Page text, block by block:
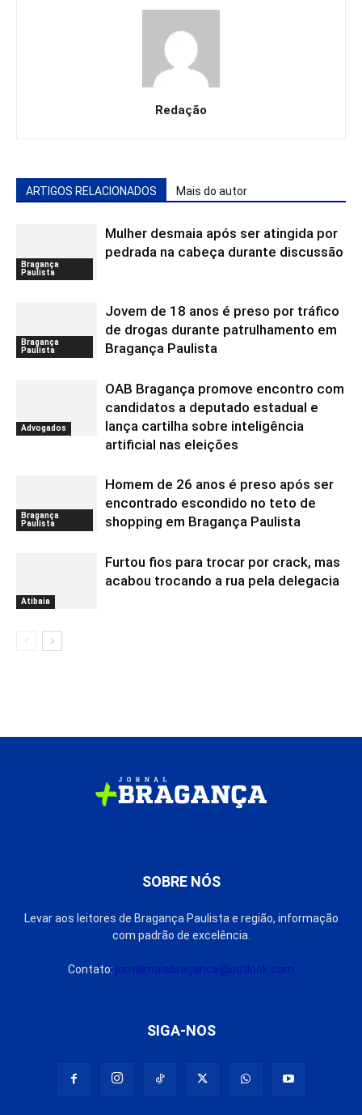
Redação
ARTIGOS RELACIONADOS Mais do autor
Bragança
Paulista
Mulher desmaia após ser atingida por
pedrada na cabeça durante discussão
Bragança
Paulista
Jovem de 18 anos é preso por tráfico
de drogas durante patrulhamento em
Bragança Paulista
Advogados
OAB Bragança promove encontro com
candidatos a deputado estadual e
lança cartilha sobre inteligência
artificial nas eleições
Bragança
Paulista
Homem de 26 anos é preso após ser
encontrado escondido no teto de
shopping em Bragança Paulista
Atibaia
Furtou fios para trocar por crack, mas
acabou trocando a rua pela delegacia
SOBRE NÓS
Levar aos leitores de Bragança Paulista e região, informação
com padrão de excelência.
Contato: jornalmaisbraganca@outlook.com
SIGA-NOS